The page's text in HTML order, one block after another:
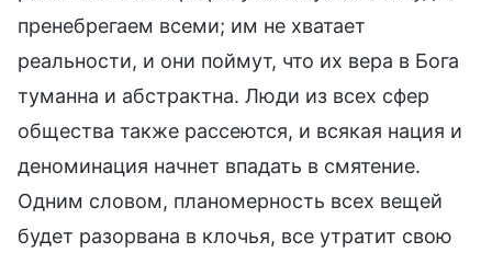
пренебрегаем всеми; им не хватает
реальности, и они поймут, что их вера в Бога
туманна и абстрактна. Люди из всех сфер
общества также рассеются, и всякая нация и
деноминация начнет впадать в смятение.
Одним словом, планомерность всех вещей
будет разорвана в клочья, все утратит свою